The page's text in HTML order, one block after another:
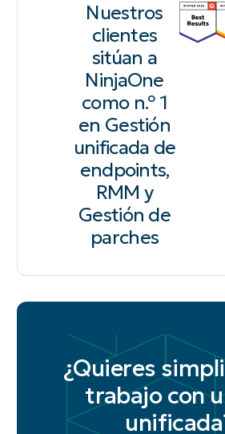
Nuestros
clientes
sitúan a
NinjaOne
como n.º 1
en Gestión
unificada de
endpoints,
RMM y
Gestión de
parches
¿Quieres
trabajo con